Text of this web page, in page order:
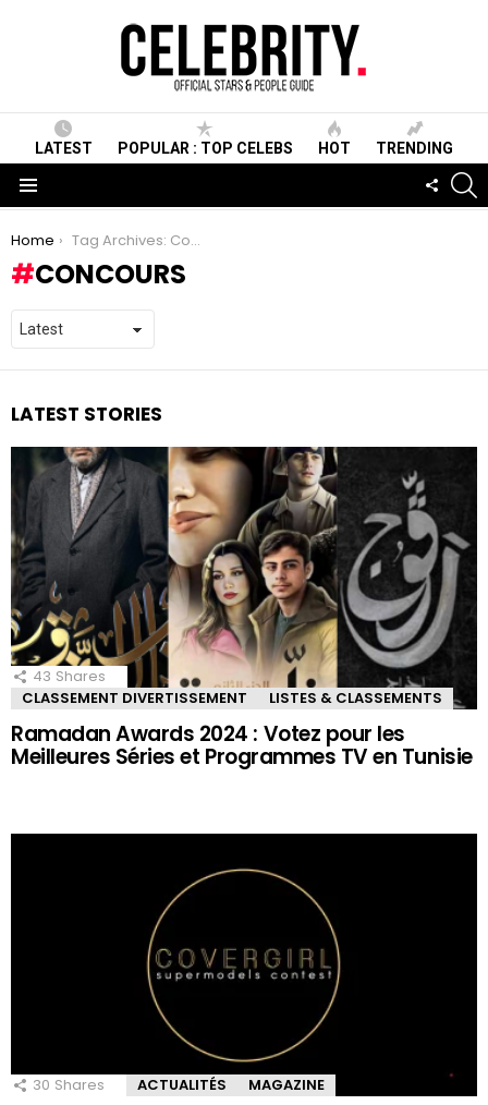
LATEST POPULAR : TOP CELEBS HOT TRENDING
You are here:
Home Tag Archives: Concours
CONCOURS
LATEST STORIES
43 Shares
CLASSEMENT DIVERTISSEMENT
LISTES & CLASSEMENTS
Ramadan Awards 2024 : Votez pour les
Meilleures Séries et Programmes TV en Tunisie
30 Shares ACTUALITÉS MAGAZINE